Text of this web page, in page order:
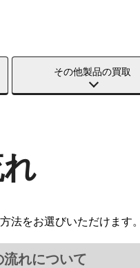
その他製品の買取
法をお選びいただけます。
れについて